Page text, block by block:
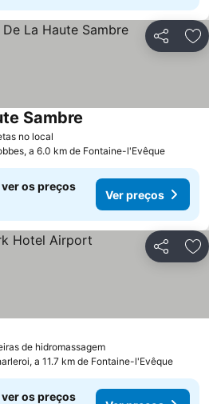
Partilhar
no local
Sambre
a 6.0 km de Fontaine-l'Evêque
os preços
Ver preços
Partilhar
de hidromassagemVer preços
a 11.7 km de Fontaine-l'Evêque
os preços